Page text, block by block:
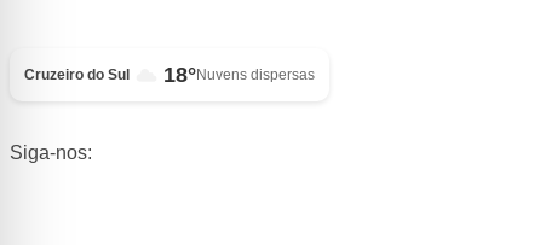
Cruzeiro do Sul 18°Nuvens dispersas
Siga-nos: